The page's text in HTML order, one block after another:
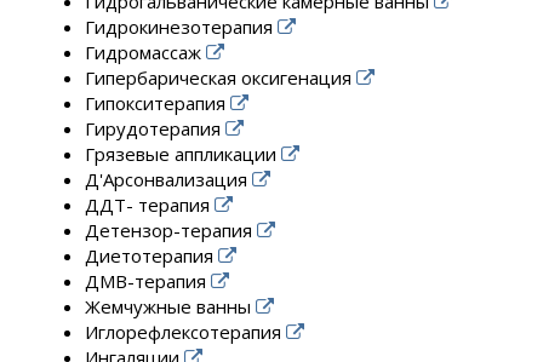
Гидрокинезотерапия
Гидромассаж
Гипербарическая оксигенация
Гипокситерапия
Гирудотерапия
Грязевые аппликации
Д'Арсонвализация
ДДТ- терапия
Детензор-терапия
Диетотерапия
ДМВ-терапия
Жемчужные ванны
Иглорефлексотерапия